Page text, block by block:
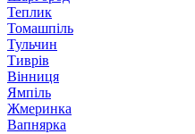
Теплик
Томашпіль
Тульчин
Тиврів
Вінниця
Ямпіль
Жмеринка
Вапнярка